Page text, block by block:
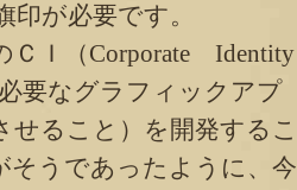
が必要です。
Ｉ（Corporate Identity
要なグラフィックアプ
せること）を開発するこ
そうであったように、今